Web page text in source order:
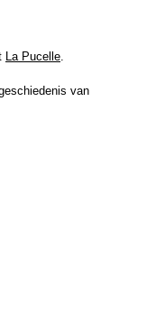
La Pucelle
van